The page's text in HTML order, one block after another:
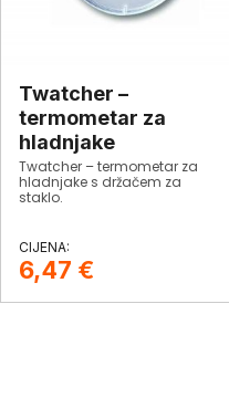
Twatcher –
termometar za
hladnjake
Twatcher – termometar za
hladnjake s držačem za
staklo.
6,47 €